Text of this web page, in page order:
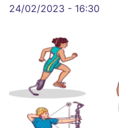
24/02/2023 - 16:30